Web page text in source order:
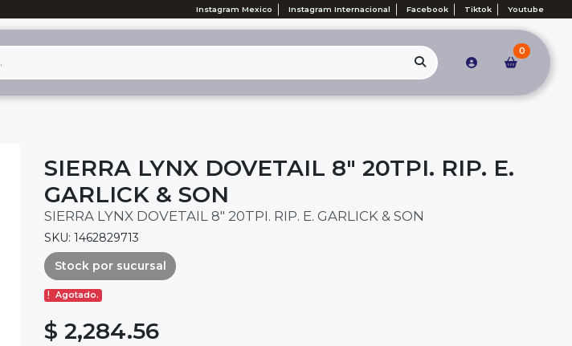
Instagram Mexico Instagram Internacional Facebook Tiktok Youtube
0
SIERRA LYNX DOVETAIL 8" 20TPI. RIP. E.
GARLICK & SON
SIERRA LYNX DOVETAIL 8" 20TPI. RIP. E. GARLICK & SON
SKU: 1462829713
Stock por sucursal
Agotado.
$ 2,284.56